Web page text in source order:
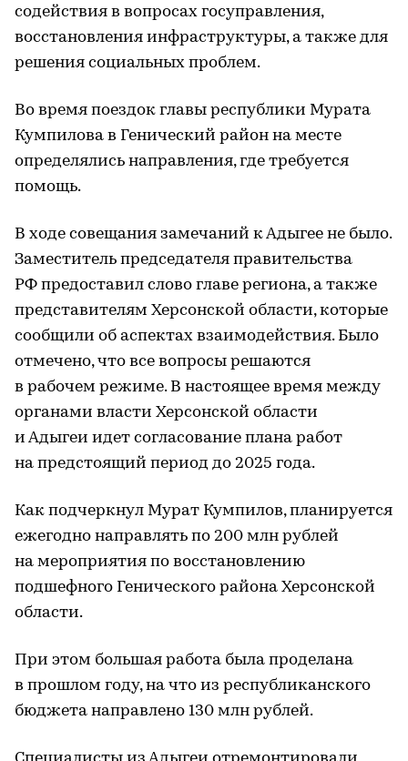
содействия в вопросах госуправления,
восстановления инфраструктуры, а также для
решения социальных проблем.
Во время поездок главы республики Мурата
Кумпилова в Генический район на месте
определялись направления, где требуется
помощь.
В ходе совещания замечаний к Адыгее не было.
Заместитель председателя правительства
РФ предоставил слово главе региона, а также
представителям Херсонской области, которые
сообщили об аспектах взаимодействия. Было
отмечено, что все вопросы решаются
в рабочем режиме. В настоящее время между
органами власти Херсонской области
и Адыгеи идет согласование плана работ
на предстоящий период до 2025 года.
Как подчеркнул Мурат Кумпилов, планируется
ежегодно направлять по 200 млн рублей
на мероприятия по восстановлению
подшефного Генического района Херсонской
области.
При этом большая работа была проделана
в прошлом году, на что из республиканского
бюджета направлено 130 млн рублей.